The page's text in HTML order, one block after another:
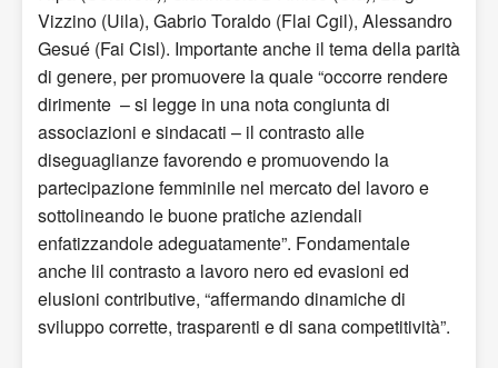
Vizzino (Uila), Gabrio Toraldo (Flai Cgil), Alessandro
Gesué (Fai Cisl). Importante anche il tema della parità
di genere, per promuovere la quale “occorre rendere
dirimente – si legge in una nota congiunta di
associazioni e sindacati – il contrasto alle
diseguaglianze favorendo e promuovendo la
partecipazione femminile nel mercato del lavoro e
sottolineando le buone pratiche aziendali
enfatizzandole adeguatamente”. Fondamentale
anche lil contrasto a lavoro neroed evasioni ed
elusioni contributive, “affermando dinamiche di
sviluppo corrette, trasparenti e di sana competitività”.